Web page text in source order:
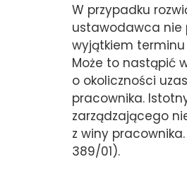
W przypadku
ustawodawca nie
wyjątkiem
Może to nastąpić
o okoliczności
pracownika.
zarządzającego
z winy
389/01).